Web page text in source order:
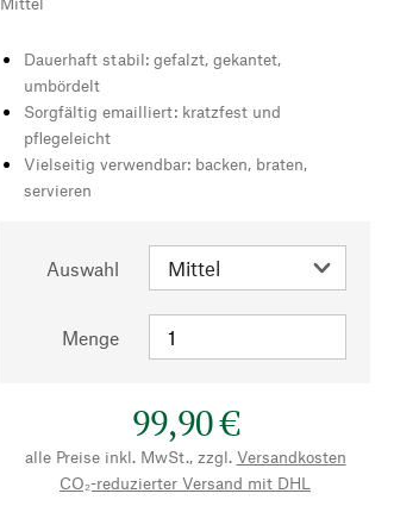
Dauerhaft stabil: gefalzt, gekantet,
umbördelt
Sorgfältig emailliert: kratzfest und
pflegeleicht
Vielseitig verwendbar: backen, braten,
servieren
Auswahl
Menge
99,90 €
alle Preise inkl. MwSt., zzgl. Versandkosten
CO₂-reduzierter Versand mit DHL